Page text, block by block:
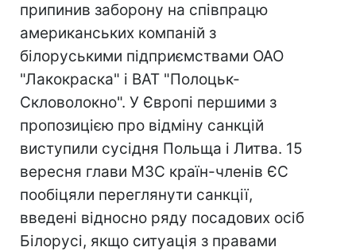
припинив заборону на співпрацю
американських компаній з
білоруськими підприємствами ОАО
"Лакокраска" і ВАТ "Полоцьк-
Скловолокно". У Європі першими з
пропозицією про відміну санкцій
виступили сусідня Польща і Литва. 15
вересня глави МЗС країн-членів ЄС
пообіцяли переглянути санкції,
введені відносно ряду посадових осіб
Білорусі, якщо ситуація з правами